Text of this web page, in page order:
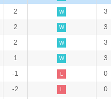
2 W
3
2 W
3
2 W
3
1 W
3
-1 L
0
-2 L
0